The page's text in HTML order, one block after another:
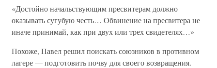
«Достойно начальствующим пресвитерам должно
оказывать сугубую честь… Обвинение на пресвитера не
иначе принимай, как при двух или трех свидетелях…»
Похоже, Павел решил поискать союзников в противном
лагере — подготовить почву для своего возвращения.